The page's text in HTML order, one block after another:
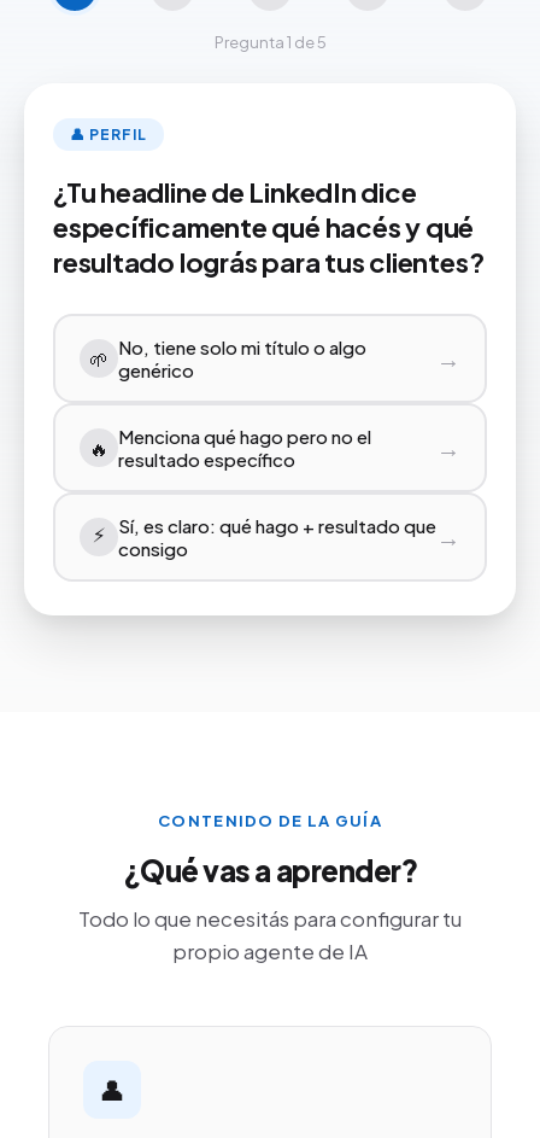
Pregunta 1 de 5
👤 PERFIL
¿Tu headline de LinkedIn dice
específicamente qué hacés y qué
resultado lográs para tus clientes?
🌱 No, tiene solo mi título o algo
genérico
→
🔥
Menciona qué hago pero no el
resultado específico
→
⚡️
Sí, es claro: qué hago + resultado que
consigo
→
CONTENIDO DE LA GUÍA
¿Qué vas a aprender?
Todo lo que necesitás para configurar tu
propio agente de IA
👤